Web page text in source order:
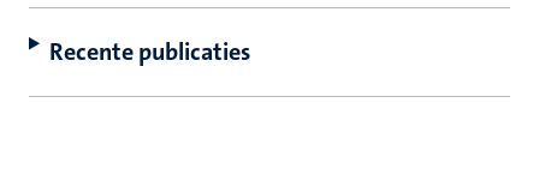
Recente publicaties